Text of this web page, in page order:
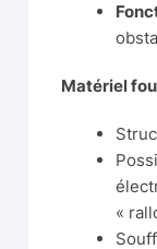
Matériel
«